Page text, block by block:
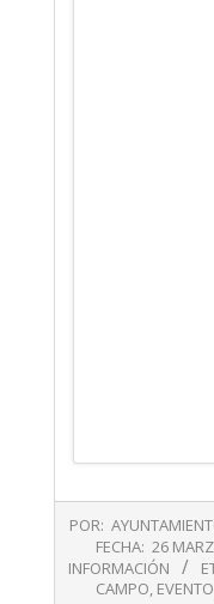
03-
26
POR:
FECHA: 26
INFORMACIÓN
CAMPO, EVENTO